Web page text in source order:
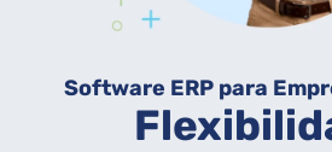
Software ERP para